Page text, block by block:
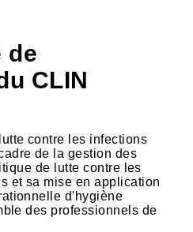
de
CLIN
contre les infections
de la gestion des
de lutte contre les
et sa mise en application
d'hygiène
des professionnels de